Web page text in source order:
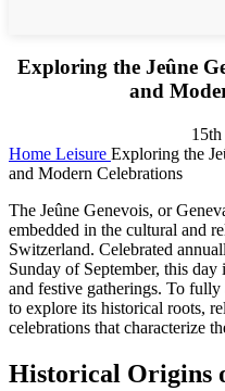
Exploring the Jeûne
and
Home Leisure Exploring the
and Modern Celebrations
The Jeûne Genevois, or
embedded in the cultural and
Switzerland. Celebrated
Sunday of September, this
and festive gatherings. To fully
to explore its historical roots,
celebrations that characterize
Historical Origins